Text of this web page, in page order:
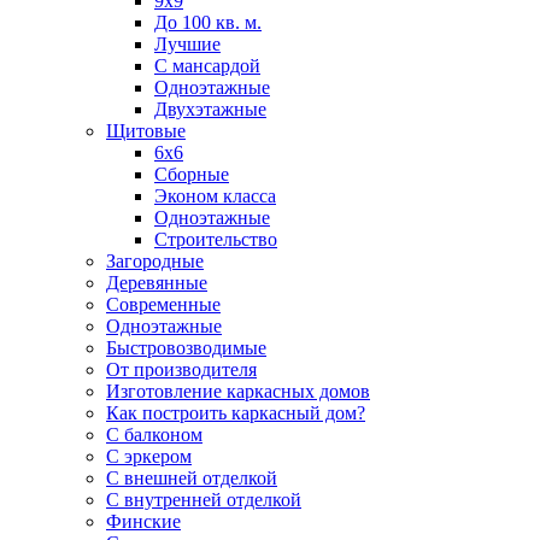
До 100 кв. м.
Лучшие
С мансардой
Одноэтажные
Двухэтажные
Щитовые
6х6
Сборные
Эконом класса
Одноэтажные
Строительство
Загородные
Деревянные
Современные
Одноэтажные
Быстровозводимые
От производителя
Изготовление каркасных домов
Как построить каркасный дом?
С балконом
С эркером
С внешней отделкой
С внутренней отделкой
Финские